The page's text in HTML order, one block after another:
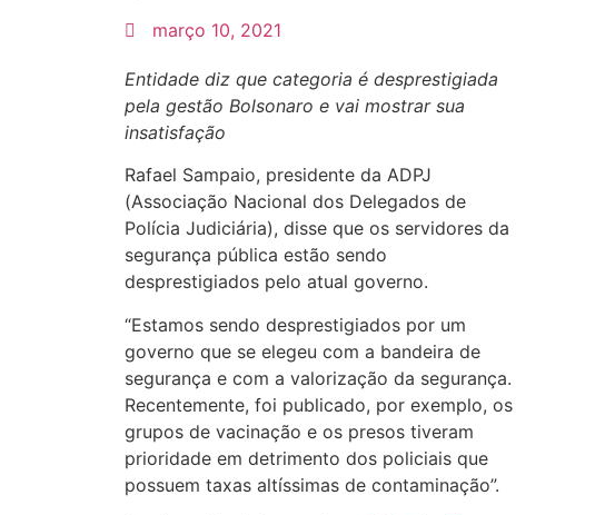
março 10, 2021
Entidade diz que categoria é desprestigiada
pela gestão Bolsonaro e vai mostrar sua
insatisfação
Rafael Sampaio, presidente da ADPJ
(Associação Nacional dos Delegados de
Polícia Judiciária), disse que os servidores da
segurança pública estão sendo
desprestigiados pelo atual governo.
“Estamos sendo desprestigiados por um
governo que se elegeu com a bandeira de
segurança e com a valorização da segurança.
Recentemente, foi publicado, por exemplo, os
grupos de vacinação e os presos tiveram
prioridade em detrimento dos policiais que
possuem taxas altíssimas de contaminação”.